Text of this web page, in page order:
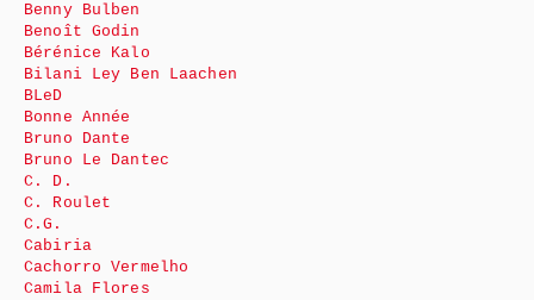
Benny Bulben
Benoît Godin
Bérénice Kalo
Bilani Ley Ben Laachen
BLeD
Bonne Année
Bruno Dante
Bruno Le Dantec
C. D.
C. Roulet
C.G.
Cabiria
Cachorro Vermelho
Camila Flores